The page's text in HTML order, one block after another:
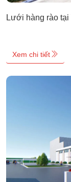
Lưới hàng rào tại
Xem chi tiết